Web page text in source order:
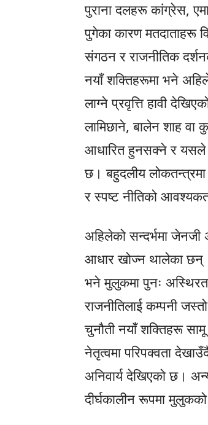
पुराना दलहरू कांग्रेस,
पुगेका कारण मतदाताहरू
संगठन र राजनीतिक
नयाँ शक्तिहरूमा भने
लाग्ने प्रवृत्ति हावी
लामिछाने, बालेन शाह
आधारित हुनसक्ने र यसले
छ। बहुदलीय
र स्पष्ट नीतिको
अहिलेको सन्दर्भमा
आधार खोज्न थालेका छन्।
भने मुलुकमा पुनः
राजनीतिलाई कम्पनी
चुनौती नयाँ शक्तिहरू
नेतृत्वमा परिपक्वता
अनिवार्य देखिएको छ।
दीर्घकालीन रूपमा